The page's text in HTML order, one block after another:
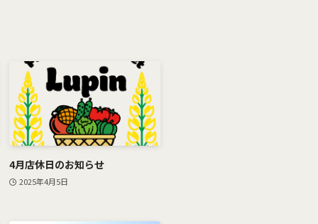
4月店休日のお知らせ
2025年4月5日